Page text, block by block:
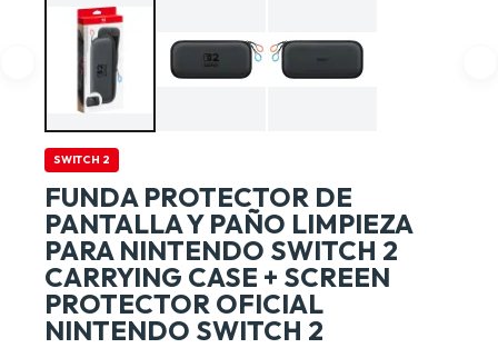
SWITCH 2
FUNDA PROTECTOR DE
PANTALLA Y PAÑO LIMPIEZA
PARA NINTENDO SWITCH 2
CARRYING CASE + SCREEN
PROTECTOR OFICIAL
NINTENDO SWITCH 2